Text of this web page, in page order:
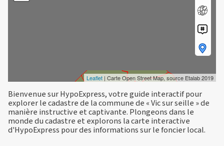
Leaflet | Carte Open Street Map, source Etalab 2019
Bienvenue sur HypoExpress, votre guide interactif pour
explorer le cadastre de la commune de « Vic sur seille » de
manière instructive et captivante. Plongeons dans le
monde du cadastre et explorons la carte interactive
d'HypoExpress pour des informations sur le foncier local.